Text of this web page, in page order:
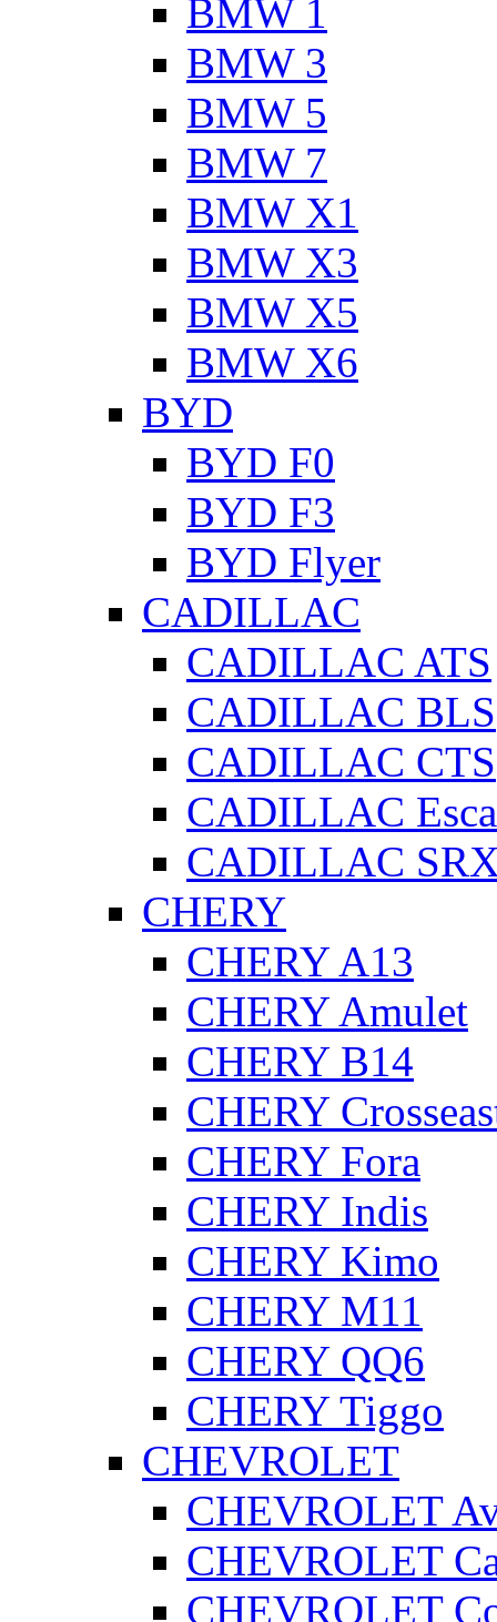
BMW 1
BMW 3
BMW 5
BMW 7
BMW X1
BMW X3
BMW X5
BMW X6
BYD
BYD F0
BYD F3
BYD Flyer
CADILLAC
CADILLAC ATS
CADILLAC BLS
CADILLAC CTS
CADILLAC
CADILLAC
CHERY
CHERY A13
CHERY Amulet
CHERY B14
CHERY
CHERY Fora
CHERY Indis
CHERY Kimo
CHERY M11
CHERY QQ6
CHERY Tiggo
CHEVROLET
CHEVROLET
CHEVROLET
CHEVROLET